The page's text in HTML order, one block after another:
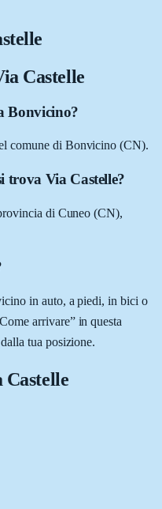
Castelle
Bonvicino?
comune di Bonvicino (CN).
trova Via Castelle?
di Cuneo (CN),
in auto, a piedi, in bici o
arrivare” in questa
tua posizione.
Castelle